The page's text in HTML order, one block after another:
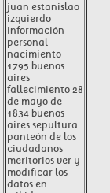
juan estanislao
izquierdo
información
personal
nacimiento
1795 buenos
aires
fallecimiento 28
de mayo de
1834 buenos
aires sepultura
panteón de los
ciudadanos
meritorios ver y
modificar los
datos en